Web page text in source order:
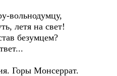
вольнодумцу,
летя на свет!
безумцем?
Горы Монсеррат.